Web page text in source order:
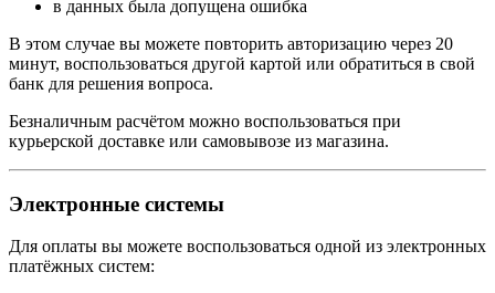
в данных была допущена ошибка
В этом случае вы можете повторить авторизацию через 20
минут, воспользоваться другой картой или обратиться в свой
банк для решения вопроса.
Безналичным расчётом можно воспользоваться при
курьерской доставке или самовывозе из магазина.
Электронные системы
Для оплаты вы можете воспользоваться одной из электронных
платёжных систем: